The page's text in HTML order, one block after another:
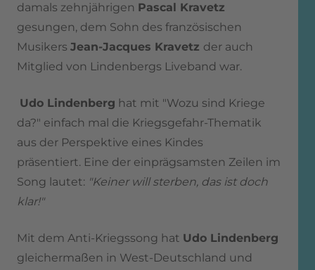
damals zehnjährigen Pascal Kravetz
gesungen, dem Sohn des französischen
Musikers Jean-Jacques Kravetz der auch
Mitglied von Lindenbergs Liveband war.
Udo Lindenberg hat mit "Wozu sind Kriege
da?" einfach mal die Kriegsgefahr-Thematik
aus der Perspektive eines Kindes
präsentiert. Eine der einprägsamsten Zeilen im
Song lautet: "Keiner will sterben, das ist doch
klar!"
Mit dem Anti-Kriegssong hat Udo Lindenberg
gleichermaßen in West-Deutschland und